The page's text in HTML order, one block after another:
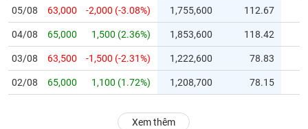
mới
Niêm
yết
bổ
Hủy
05/08 63,000 -2,000 (-3.08%) 1,755,600 112.67
04/08 65,000 1,500 (2.36%) 1,853,600 118.42
03/08 63,500 -1,500 (-2.31%) 1,222,600 78.83
02/08 65,000 1,100 (1.72%) 1,208,700 78.15
Xem thêm
SINH
TRÁI
PHIẾU